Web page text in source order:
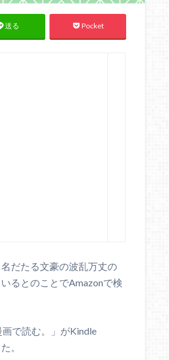
送る Pocket
だたる文豪の波乱万丈の
るとのことでAmazonで検
で読む。」がKindle
。